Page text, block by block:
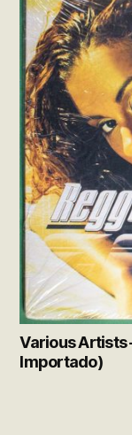
Various Artists
Importado)